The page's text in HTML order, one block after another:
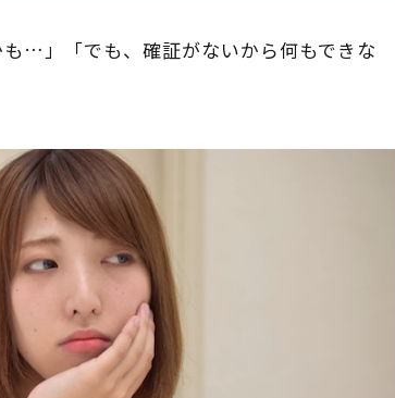
も…」「でも、確証がないから何もできな